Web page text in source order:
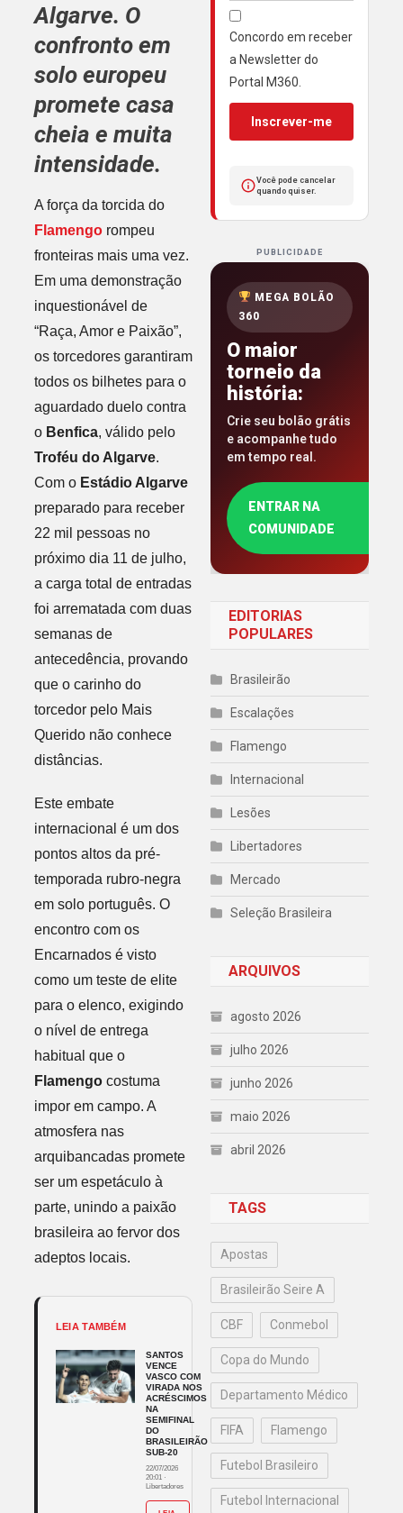
Algarve. O
confronto em
solo europeu
promete casa
cheia e muita
intensidade.
A força da torcida do
Flamengorompeu
fronteiras mais uma vez.
Em uma demonstração
inquestionável de
“Raça, Amor e Paixão”,
os torcedores garantiram
todos os bilhetes para o
aguardado duelo contra
o Benfica, válido pelo
Troféu do Algarve.
Com o Estádio Algarve
preparado para receber
22 mil pessoas no
próximo dia 11 de julho,
a carga total de entradas
foi arrematada com duas
semanas de
antecedência, provando
que o carinho do
torcedor pelo Mais
Querido não conhece
distâncias.
Este embate
internacional é um dos
pontos altos da pré-
temporada rubro-negra
em solo português. O
encontro com os
Encarnados é visto
como um teste de elite
para o elenco, exigindo
o nível de entrega
habitual que o
Flamengocostuma
impor em campo. A
atmosfera nas
arquibancadas promete
ser um espetáculo à
parte, unindo a paixão
brasileira ao fervor dos
adeptos locais.
LEIA TAMBÉM
SANTOS
VENCE
VASCO COM
VIRADA NOS
ACRÉSCIMOS
NA
SEMIFINAL
DO
BRASILEIRÃO
SUB-20
22/07/2026
20:01 ·
Libertadores
Concordo em receber
a Newsletter do
Portal M360.
Inscrever-me
Você pode cancelar
quando quiser.
PUBLICIDADE
MEGA BOLÃO
360
O maior
torneio da
história:
Crie seu bolão grátis
e acompanhe tudo
em tempo real.
ENTRAR NA
COMUNIDADE
EDITORIAS
POPULARES
Brasileirão
Escalações
Flamengo
Internacional
Lesões
Libertadores
Mercado
Seleção Brasileira
ARQUIVOS
agosto 2026
julho 2026
junho 2026
maio 2026
abril 2026
TAGS
Apostas
Brasileirão Seire A
CBF Conmebol
Copa do Mundo
Departamento Médico
FIFA Flamengo
Futebol Brasileiro
Futebol Internacional